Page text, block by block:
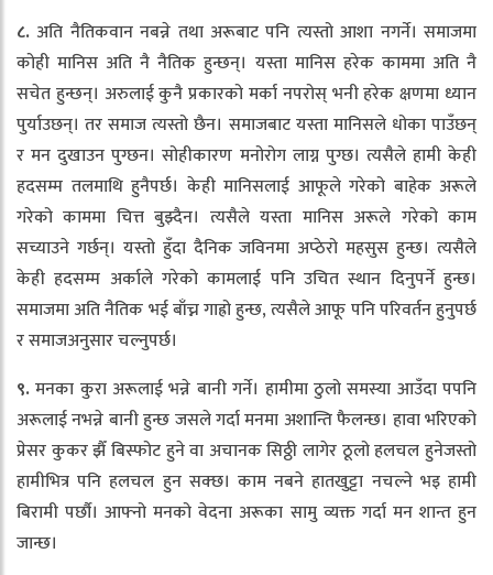
८. अति नैतिकवान नबन्ने तथा अरूबाट पनि त्यस्तो आशा नगर्ने। समाजमा
कोही मानिस अति नै नैतिक हुन्छन्। यस्ता मानिस हरेक काममा अति नै
सचेत हुन्छन्। अरुलाई कुनै प्रकारको मर्का नपरोस् भनी हरेक क्षणमा ध्यान
पुर्याउछन्। तर समाज त्यस्तो छैन। समाजबाट यस्ता मानिसले धोका पाउँछन्
र मन दुखाउन पुग्छन। सोहीकारण मनोरोग लाग्न पुग्छ। त्यसैले हामी केही
हदसम्म तलमाथि हुनैपर्छ। केही मानिसलाई आफूले गरेको बाहेक अरूले
गरेको काममा चित्त बुझ्दैन। त्यसैले यस्ता मानिस अरूले गरेको काम
सच्याउने गर्छन्। यस्तो हुँदा दैनिक जविनमा अप्ठेरो महसुस हुन्छ। त्यसैले
केही हदसम्म अर्काले गरेको कामलाई पनि उचित स्थान दिनुपर्ने हुन्छ।
समाजमा अति नैतिक भई बाँच्न गाह्रो हुन्छ, त्यसैले आफू पनि परिवर्तन हुनुपर्छ
र समाजअनुसार चल्नुपर्छ।
९.मनका कुरा अरूलाई भन्ने बानी गर्ने। हामीमा ठुलो समस्या आउँदा पपनि
अरूलाई नभन्ने बानी हुन्छ जसले गर्दा मनमा अशान्ति फैलन्छ। हावा भरिएको
प्रेसर कुकर झैँ बिस्फोट हुने वा अचानक सिठ्ठी लागेर ठूलो हलचल हुनेजस्तो
हामीभित्र पनि हलचल हुन सक्छ। काम नबने हातखुट्टा नचल्ने भइ हामी
बिरामी पर्छौ। आफ्नो मनको वेदना अरूका सामु व्यक्त गर्दा मन शान्त हुन
जान्छ।